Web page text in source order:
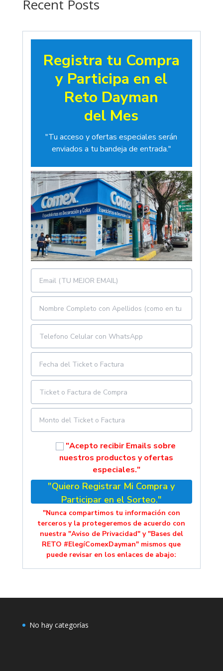
Recent Posts
Registra tu Compra
y Participa en el
Reto Dayman
del Mes
"Tu acceso y ofertas especiales serán
enviados a tu bandeja de entrada."
"Acepto recibir Emails sobre
nuestros productos y ofertas
especiales."
"Quiero Registrar Mi Compra y
Participar en el Sorteo."
"Nunca compartimos tu información con
terceros y la protegeremos de acuerdo con
nuestra "Aviso de Privacidad" y "Bases del
RETO #ElegíComexDayman" mismos que
puede revisar en los enlaces de abajo:
No hay categorías